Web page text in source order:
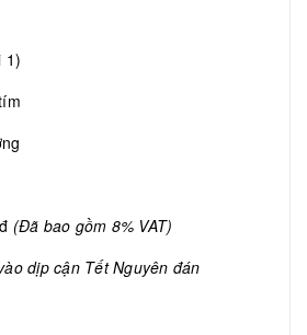
1)
(Đã bao gồm 8% VAT)
dịp cận Tết Nguyên đán